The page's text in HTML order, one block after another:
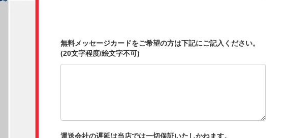
無料メッセージカードをご希望の方は下記にご記入ください。
(20文字程度/絵文字不可)
運送会社の遅延は当店では一切保証いたしかねます。